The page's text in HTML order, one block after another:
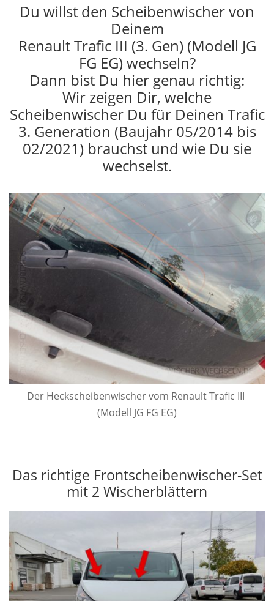
Du willst den Scheibenwischer von
Deinem
Renault Trafic III (3. Gen) (Modell JG
FG EG) wechseln?
Dann bist Du hier genau richtig:
Wir zeigen Dir, welche
Scheibenwischer Du für Deinen Trafic
3. Generation (Baujahr 05/2014 bis
02/2021) brauchst und wie Du sie
wechselst.
Der Heck­scheiben­wischer vom Renault Trafic III
(Modell JG FG EG)
Das richtige Frontscheibenwischer-Set
mit 2 Wischerblättern